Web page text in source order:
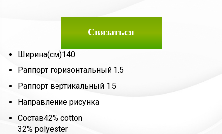
Связаться
Ширина(см)140
Раппорт горизонтальный 1.5
Раппорт вертикальный 1.5
Направление рисунка
Состав42% cotton
32% polyester